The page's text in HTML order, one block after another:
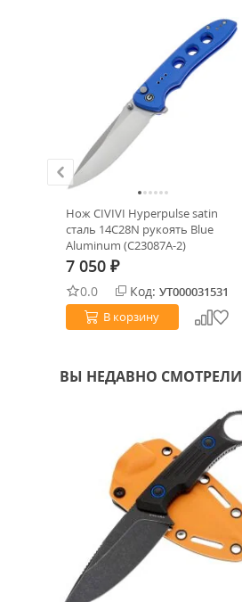
Нож CIVIVI Hyperpulse satin
сталь 14C28N рукоять Blue
Aluminum (C23087A-2)
7 050 ₽
0.0 Код: УТ000031531
В корзину
ВЫ НЕДАВНО СМОТРЕЛИ